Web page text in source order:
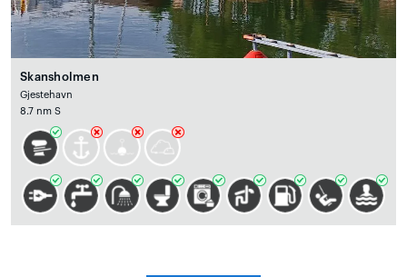
Skansholmen
Gjestehavn
8.7 nm S